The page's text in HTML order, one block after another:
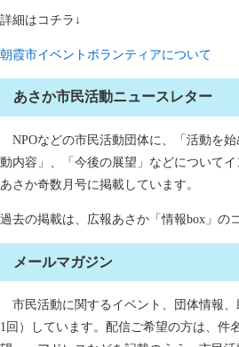
詳細はコチラ↓
朝霞市イベントボランティアについて
あさか市民活動ニュースレター
NPOなどの市民活動団体に、「活動を
動内容」、「今後の展望」などについて
あさか奇数月号に掲載しています。
過去の掲載は、広報あさか「情報box」の
メールマガジン
市民活動に関するイベント、団体情報、
1回）しています。配信ご希望の方は、件